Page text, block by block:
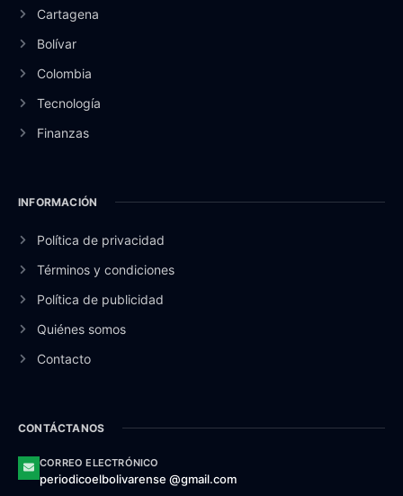
Cartagena
Bolívar
Colombia
Tecnología
Finanzas
INFORMACIÓN
Política de privacidad
Términos y condiciones
Política de publicidad
Quiénes somos
Contacto
CONTÁCTANOS
CORREO ELECTRÓNICO
periodicoelbolivarense @gmail.com